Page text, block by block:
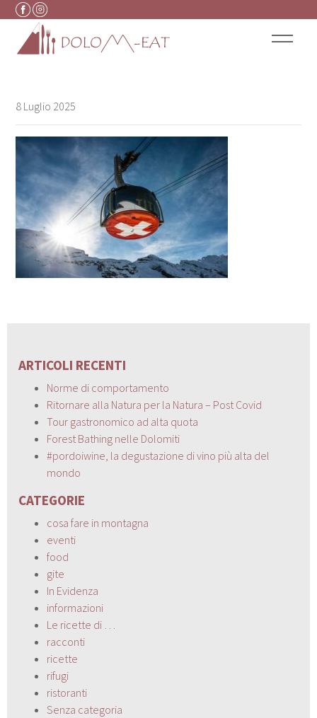
Vai al contenuto
8 Luglio 2025
ARTICOLI RECENTI
Norme di comportamento
Ritornare alla Natura per la Natura – Post Covid
Tour gastronomico ad alta quota
Forest Bathing nelle Dolomiti
#pordoiwine, la degustazione di vino più alta del
mondo
CATEGORIE
cosa fare in montagna
eventi
food
gite
In Evidenza
informazioni
Le ricette di …
racconti
ricette
rifugi
ristoranti
Senza categoria